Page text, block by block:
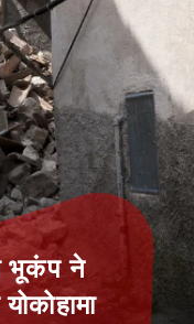
भूकंप ने